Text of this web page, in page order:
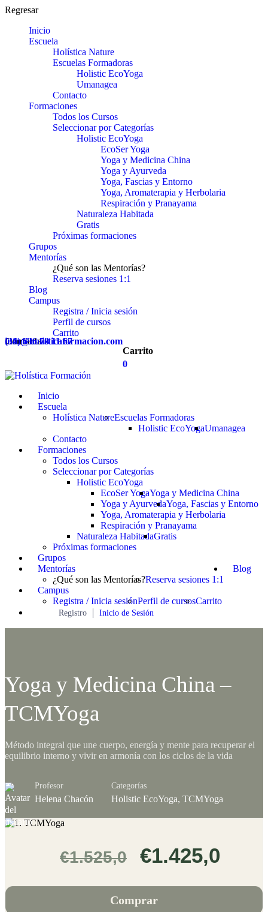
Regresar
Inicio
Escuela
Holística Nature
Escuelas Formadoras
Holistic EcoYoga
Umanagea
Contacto
Formaciones
Todos los Cursos
Seleccionar por Categorías
Holistic EcoYoga
EcoSer Yoga
Yoga y Medicina China
Yoga y Ayurveda
Yoga, Fascias y Entorno
Yoga, Aromaterapia y Herbolaria
Respiración y Pranayama
Naturaleza Habitada
Gratis
Próximas formaciones
Grupos
Mentorías
¿Qué son las Mentorías?
Reserva sesiones 1:1
Blog
Campus
Registra / Inicia sesión
Perfil de cursos
Carrito
Contacta
(34) 636 78 11 67
info@holisticaformacion.com
Carrito
0
Inicio
Escuela
Holística NatureEscuelas Formadoras
Holistic EcoYogaUmanagea
Contacto
Formaciones
Todos los Cursos
Seleccionar por Categorías
Holistic EcoYoga
EcoSer YogaYoga y Medicina China
Yoga y AyurvedaYoga, Fascias y Entorno
Yoga, Aromaterapia y Herbolaria
Respiración y Pranayama
Naturaleza HabitadaGratis
Próximas formaciones
Grupos
Mentorías
¿Qué son las Mentorías?Reserva sesiones 1:1
Blog
Campus
Registra / Inicia sesiónPerfil de cursosCarrito
Registro Inicio de Sesión
Yoga y Medicina China –
TCMYoga
Método integral que une cuerpo, energía y mente para recuperar el
equilibrio interno y vivir en armonía con los ciclos de la vida
Profesor
Helena Chacón
Categorías
Holistic EcoYoga, TCMYoga
€1.525,0 €1.425,0
Comprar